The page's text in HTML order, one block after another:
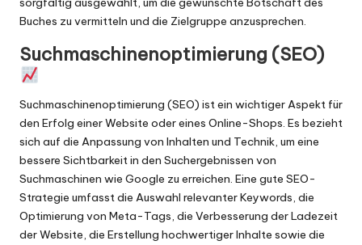
Buches zu vermitteln und die Zielgruppe anzusprechen.
Suchmaschinenoptimierung (SEO)
Suchmaschinenoptimierung (SEO) ist ein wichtiger Aspekt für
den Erfolg einer Website oder eines Online-Shops. Es bezieht
sich auf die Anpassung von Inhalten und Technik, um eine
bessere Sichtbarkeit in den Suchergebnissen von
Suchmaschinen wie Google zu erreichen. Eine gute SEO-
Strategie umfasst die Auswahl relevanter Keywords, die
Optimierung von Meta-Tags, die Verbesserung der Ladezeit
der Website, die Erstellung hochwertiger Inhalte sowie die